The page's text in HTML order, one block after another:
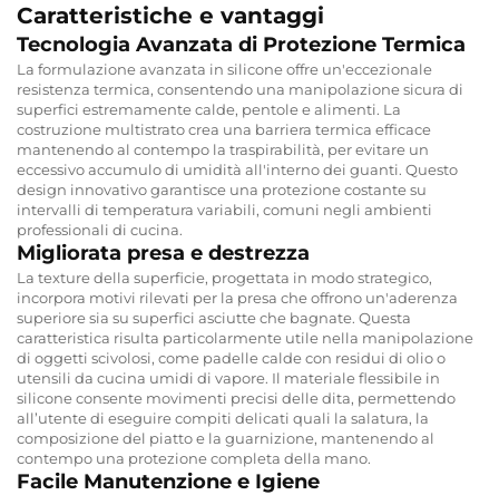
Caratteristiche e vantaggi
Tecnologia Avanzata di Protezione Termica
La formulazione avanzata in silicone offre un'eccezionale
resistenza termica, consentendo una manipolazione sicura di
superfici estremamente calde, pentole e alimenti. La
costruzione multistrato crea una barriera termica efficace
mantenendo al contempo la traspirabilità, per evitare un
eccessivo accumulo di umidità all'interno dei guanti. Questo
design innovativo garantisce una protezione costante su
intervalli di temperatura variabili, comuni negli ambienti
professionali di cucina.
Migliorata presa e destrezza
La texture della superficie, progettata in modo strategico,
incorpora motivi rilevati per la presa che offrono un'aderenza
superiore sia su superfici asciutte che bagnate. Questa
caratteristica risulta particolarmente utile nella manipolazione
di oggetti scivolosi, come padelle calde con residui di olio o
utensili da cucina umidi di vapore. Il materiale flessibile in
silicone consente movimenti precisi delle dita, permettendo
all’utente di eseguire compiti delicati quali la salatura, la
composizione del piatto e la guarnizione, mantenendo al
contempo una protezione completa della mano.
Facile Manutenzione e Igiene